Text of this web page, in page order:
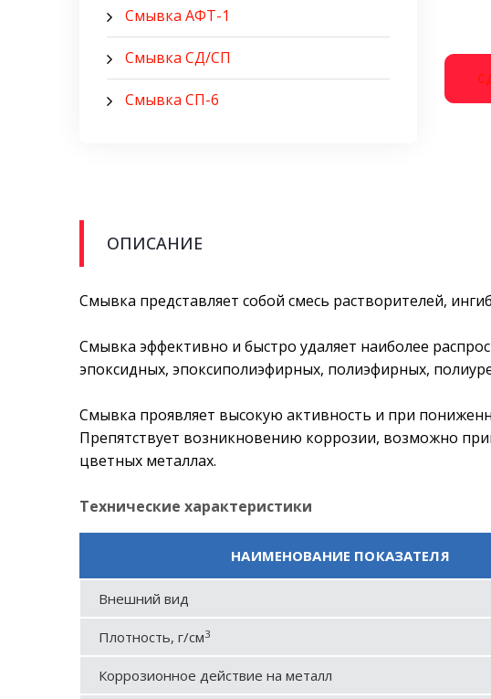
Смывка АФТ-1
Смывка СД/СП
Смывка СП-6
ОПИСАНИЕ
Смывка представляет собой смесь растворителей,
Смывка эффективно и быстро удаляет наиболее
эпоксидных, эпоксиполиэфирных, полиэфирных,
Смывка проявляет высокую активность и при
Препятствует возникновению коррозии, возможно
цветных металлах.
Технические характеристики
НАИМЕНОВАНИЕ ПОКАЗАТЕЛЯ
Внешний вид
Плотность, г/см3
Коррозионное действие на металл